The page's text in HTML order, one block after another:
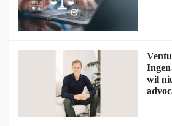
wil